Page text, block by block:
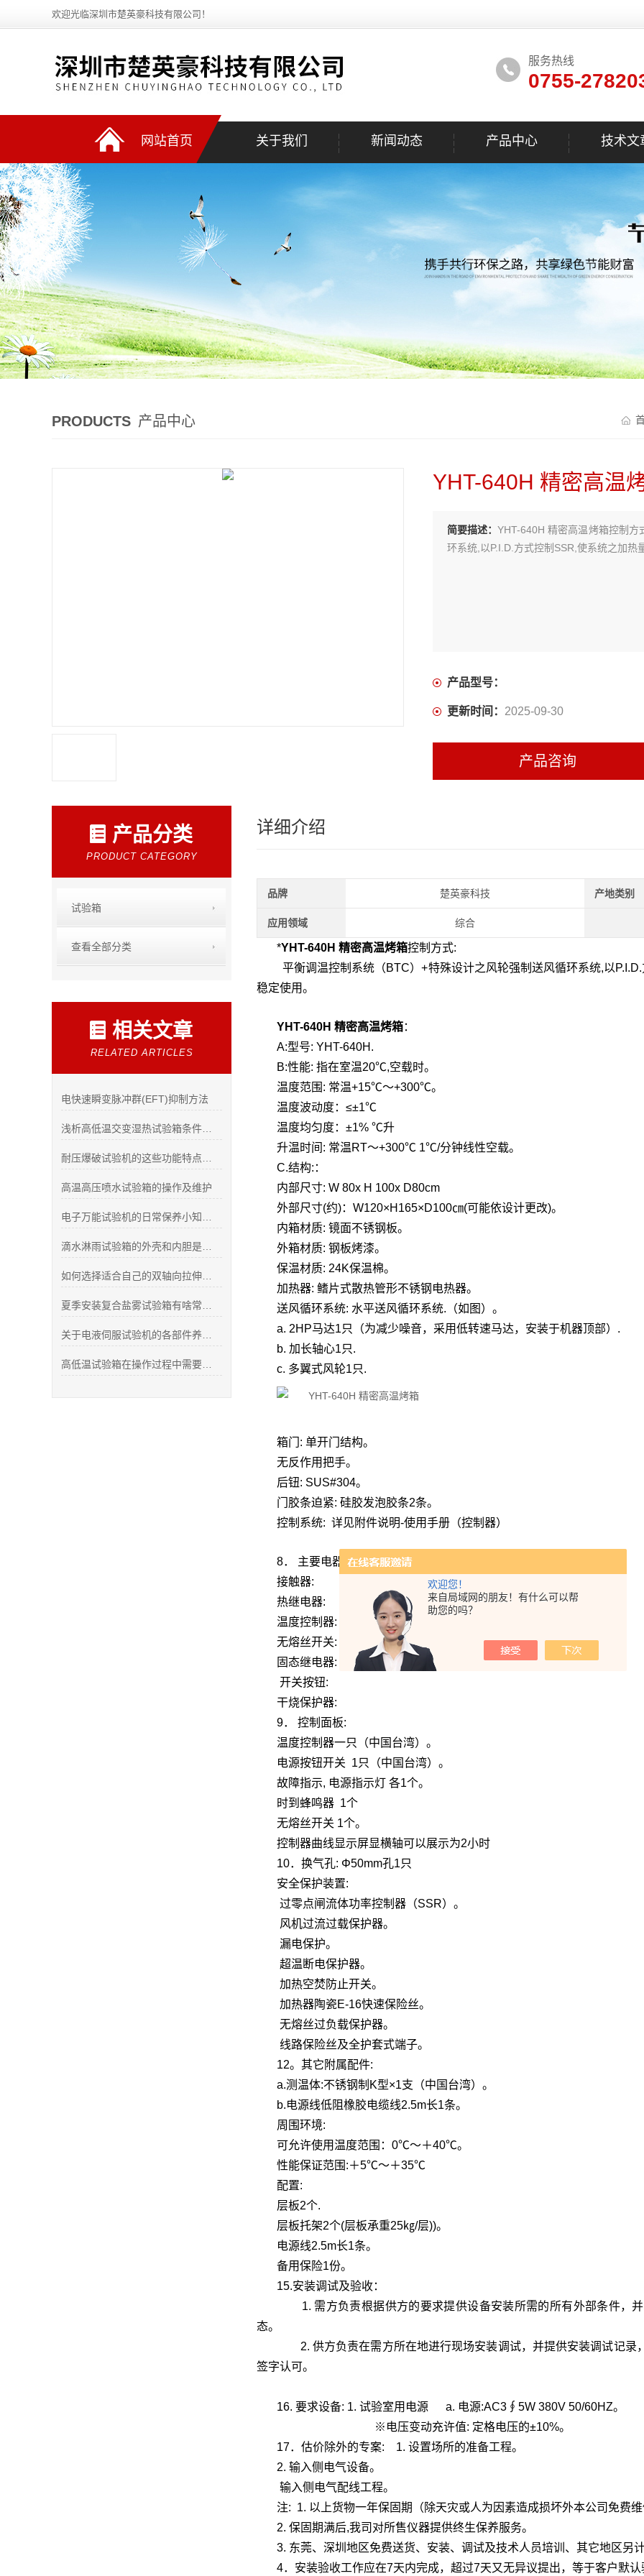
欢迎您！
来自局域网的朋友！有什么可以帮
助您的吗？
欢迎光临深圳市楚英豪科技有限公司！
服务热线
0755-
网站首页 关于我们 新闻动态 产品中心 技术文
PRODUCTS 产品中心
YHT-640H 精密高温
简要描述：YHT-640H 精密高温烤箱控制方
环系统,以P.I.D.方式控制SSR,使系统之加
产品型号：
更新时间： 2025-09-30
产品咨询
产品分类
PRODUCT CATEGORY
试验箱
查看全部分类
相关文章
RELATED ARTICLES
电快速瞬变脉冲群(EFT)抑制方法
高温高压喷水试验箱的操作及维护
详细介绍
品牌 楚英豪科技 产地类别
应用领域 综合
*YHT-640H 精密高温烤箱控制方式:
平衡调温控制系统（BTC）+特殊设计之风轮强制送风循环系统,以
稳定使用。
YHT-640H 精密高温烤箱：
A:型号: YHT-640H.
B:性能: 指在室温20℃,空载时。
温度范围: 常温+15℃～+300℃。
温度波动度：≤±1℃
温度均匀度：±1% ℃升
升温时间: 常温RT～+300℃ 1℃/分钟线性空载。
C.结构:：
内部尺寸: W 80x H 100x D80cm
外部尺寸(约)：W120×H165×D100㎝(可能依设计更改)。
内箱材质: 镜面不锈钢板。
外箱材质: 钢板烤漆。
保温材质: 24K保温棉。
加热器: 鳍片式散热管形不锈钢电热器。
送风循环系统: 水平送风循环系统.（如图）。
a. 2HP马达1只（为减少噪音，采用低转速马达，安装于机器顶部）.
b. 加长轴心1只.
c. 多翼式风轮1只.
箱门: 单开门结构。
无反作用把手。
后钮: SUS#304。
门胶条迫紧: 硅胶发泡胶条2条。
控制系统: 详见附件说明-使用手册（控制器）
8． 主要电器组件:
接触器:
热继电器:
温度控制器:
无熔丝开关: .
固态继电器:
开关按钮:
干烧保护器:
9． 控制面板:
温度控制器一只（中国台湾）。
电源按钮开关 1只（中国台湾）。
故障指示, 电源指示灯 各1个。
时到蜂鸣器 1个
无熔丝开关 1个。
控制器曲线显示屏显横轴可以展示为2小时
10．换气孔: Φ50mm孔1只
安全保护装置:
过零点闸流体功率控制器（SSR）。
风机过流过载保护器。
漏电保护。
超温断电保护器。
加热空焚防止开关。
加热器陶瓷E-16快速保险丝。
无熔丝过负载保护器。
线路保险丝及全护套式端子。
12。其它附属配件:
a.测温体:不锈钢制K型×1支（中国台湾）。
b.电源线低阻橡胶电缆线2.5m长1条。
周围环境:
可允许使用温度范围：0℃～＋40℃。
性能保证范围:＋5℃～＋35℃
配置:
层板2个.
层板托架2个(层板承重25㎏/层))。
电源线2.5m长1条。
备用保险1份。
15.安装调试及验收：
1. 需方负责根据供方的要求提供设备安装所需的所有外部条件，
态。
2. 供方负责在需方所在地进行现场安装调试，并提供安装调试记录
签字认可。
16. 要求设备: 1. 试验室用电源 a. 电源:AC3∮5W 380V 50/60HZ。
※电压变动充许值: 定格电压的±10%。
17．估价除外的专案: 1. 设置场所的准备工程。
2. 输入侧电气设备。
输入侧电气配线工程。
注: 1. 以上货物一年保固期（除天灾或人为因素造成损坏外本公司免费
2. 保固期满后,我司对所售仪器提供终生保养服务。
3. 东莞、深圳地区免费送货、安装、调试及技术人员培训、其它地区另
4．安装验收工作应在7天内完成，超过7天又无异议提出，等于客户默